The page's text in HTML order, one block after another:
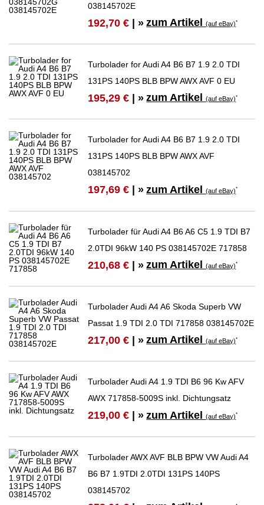
038145702E
192,70 € | » zum Artikel(auf eBay)*
Turbolader for Audi A4 B6 B7 1.9 2.0 TDI
131PS 140PS BLB BPW AWX AVF 0 EU
195,29 € | » zum Artikel(auf eBay)*
Turbolader for Audi A4 B6 B7 1.9 2.0 TDI
131PS 140PS BLB BPW AWX AVF
038145702
197,69 € | » zum Artikel(auf eBay)*
Turbolader für Audi A4 B6 A6 C5 1.9 TDI B7
2.0TDI 96kW 140 PS 038145702E 717858
210,68 € | » zum Artikel(auf eBay)*
Turbolader Audi A4 A6 Skoda Superb VW
Passat 1.9 TDI 2.0 TDI 717858 038145702E
217,00 € | » zum Artikel(auf eBay)*
Turbolader Audi A4 1.9 TDI B6 96 Kw AFV
AWX 717858-5009S inkl. Dichtungsatz
219,00 € | » zum Artikel(auf eBay)*
Turbolader AWX AVF BLB BPW VW Audi A4
B6 B7 1.9TDI 2.0TDI 131PS 140PS
038145702